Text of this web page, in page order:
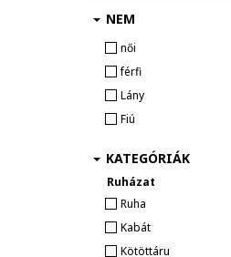
NEM
női
férfi
Lány
Fiú
KATEGÓRIÁK
Ruházat
Ruha
Kabát
Kötöttáru